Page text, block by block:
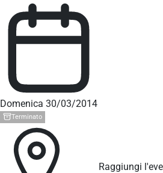
Domenica 30/03/2014
Terminato
Raggiungi